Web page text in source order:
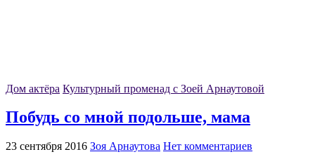
Дом актёра Культурный променад с Зоей Арнаутовой
Побудь со мной подольше, мама
23 сентября 2016 Зоя Арнаутова Нет комментариев